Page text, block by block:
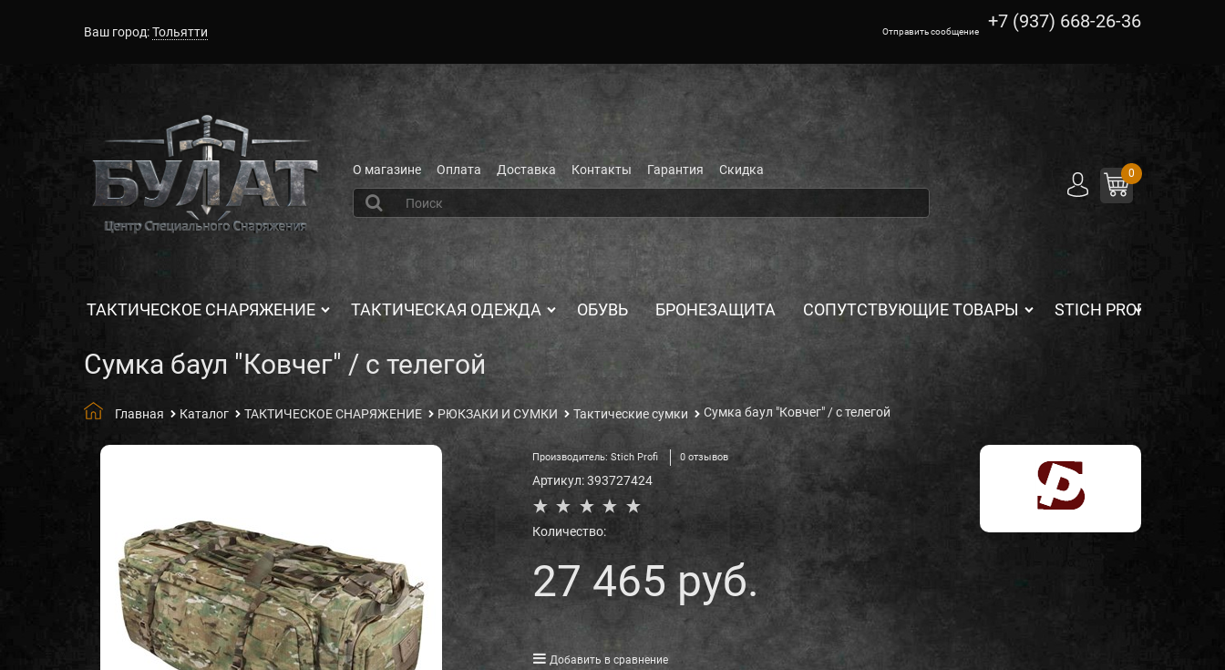
Ваш город:Тольятти Отправить сообщение +7 (937) 668-26-36
О магазине Оплата Доставка Контакты Гарантия Скидка 0
ТАКТИЧЕСКОЕ СНАРЯЖЕНИЕ ТАКТИЧЕСКАЯ ОДЕЖДА ОБУВЬ БРОНЕЗАЩИТА СОПУТСТВУЮЩИЕ ТОВАРЫ STICH PROFI
Сумка баул "Ковчег" / с телегой
Главная Каталог ТАКТИЧЕСКОЕ СНАРЯЖЕНИЕ РЮКЗАКИ И СУМКИ Тактические сумки Сумка баул "Ковчег" / с телегой
Производитель: Stich Profi 0 отзывов
Артикул: 393727424
Количество:
27 465 руб.
Добавить в сравнение